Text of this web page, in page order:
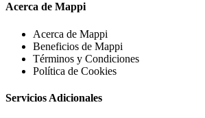
Acerca de Mappi
Acerca de Mappi
Beneficios de Mappi
Términos y Condiciones
Política de Cookies
Servicios Adicionales